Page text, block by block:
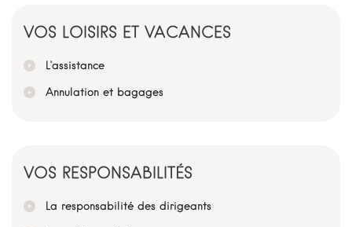
VOS LOISIRS ET VACANCES
L’assistance
Annulation et bagages
VOS RESPONSABILITÉS
La responsabilité des dirigeants